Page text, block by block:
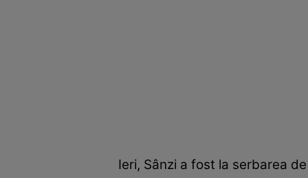
Ieri, Sânzi a fost la serbarea